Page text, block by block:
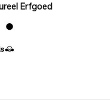
Erfgoed